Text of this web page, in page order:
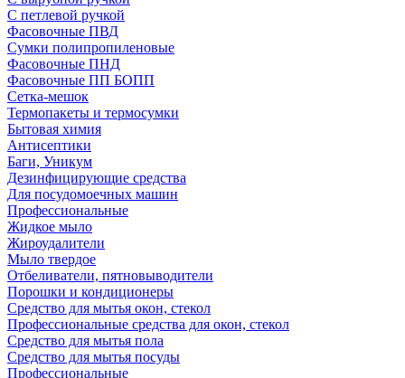
С петлевой ручкой
Фасовочные ПВД
Сумки полипропиленовые
Фасовочные ПНД
Фасовочные ПП БОПП
Сетка-мешок
Термопакеты и термосумки
Бытовая химия
Антисептики
Баги, Уникум
Дезинфицирующие средства
Для посудомоечных машин
Профессиональные
Жидкое мыло
Жироудалители
Мыло твердое
Отбеливатели, пятновыводители
Порошки и кондиционеры
Средство для мытья окон, стекол
Профессиональные средства для окон, стекол
Средство для мытья пола
Средство для мытья посуды
Профессиональные